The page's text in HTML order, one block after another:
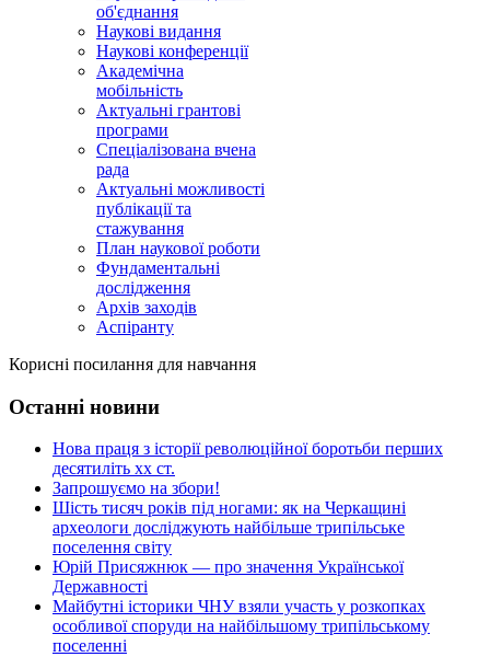
об'єднання
Наукові видання
Наукові конференції
Академічна
мобільність
Актуальні грантові
програми
Спеціалізована вчена
рада
Актуальні можливості
публікації та
стажування
План наукової роботи
Фундаментальні
дослідження
Архів заходів
Аспіранту
Корисні посилання для навчання
Останні новини
Нова праця з історії революційної боротьби перших
десятиліть хх ст.
Запрошуємо на збори!
Шість тисяч років під ногами: як на Черкащині
археологи досліджують найбільше трипільське
поселення світу
Юрій Присяжнюк — про значення Української
Державності
Майбутні історики ЧНУ взяли участь у розкопках
особливої споруди на найбільшому трипільському
поселенні